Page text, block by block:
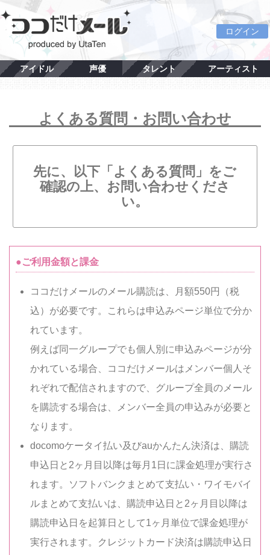
ログイン
アイドル 声優 タレント アーティスト
よくある質問・お問い合わせ
先に、以下「よくある質問」をご
確認の上、お問い合わせくださ
い。
●ご利用金額と課金
ココだけメールのメール購読は、月額550円（税
込）が必要です。これらは申込みページ単位で分か
れています。
例えば同一グループでも個人別に申込みページが分
かれている場合、ココだけメールはメンバー個人そ
れぞれで配信されますので、グループ全員のメール
を購読する場合は、メンバー全員の申込みが必要と
なります。
docomoケータイ払い及びauかんたん決済は、購読
申込日と2ヶ月目以降は毎月1日に課金処理が実行さ
れます。ソフトバンクまとめて支払い・ワイモバイ
ルまとめて支払いは、購読申込日と2ヶ月目以降は
購読申込日を起算日として1ヶ月単位で課金処理が
実行されます。クレジットカード決済は購読申込日